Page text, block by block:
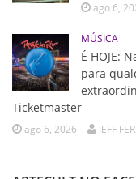
ago 6,
MÚSICA
É HOJE:
para
Ticketmaster
ago 6, 2026 JEFF